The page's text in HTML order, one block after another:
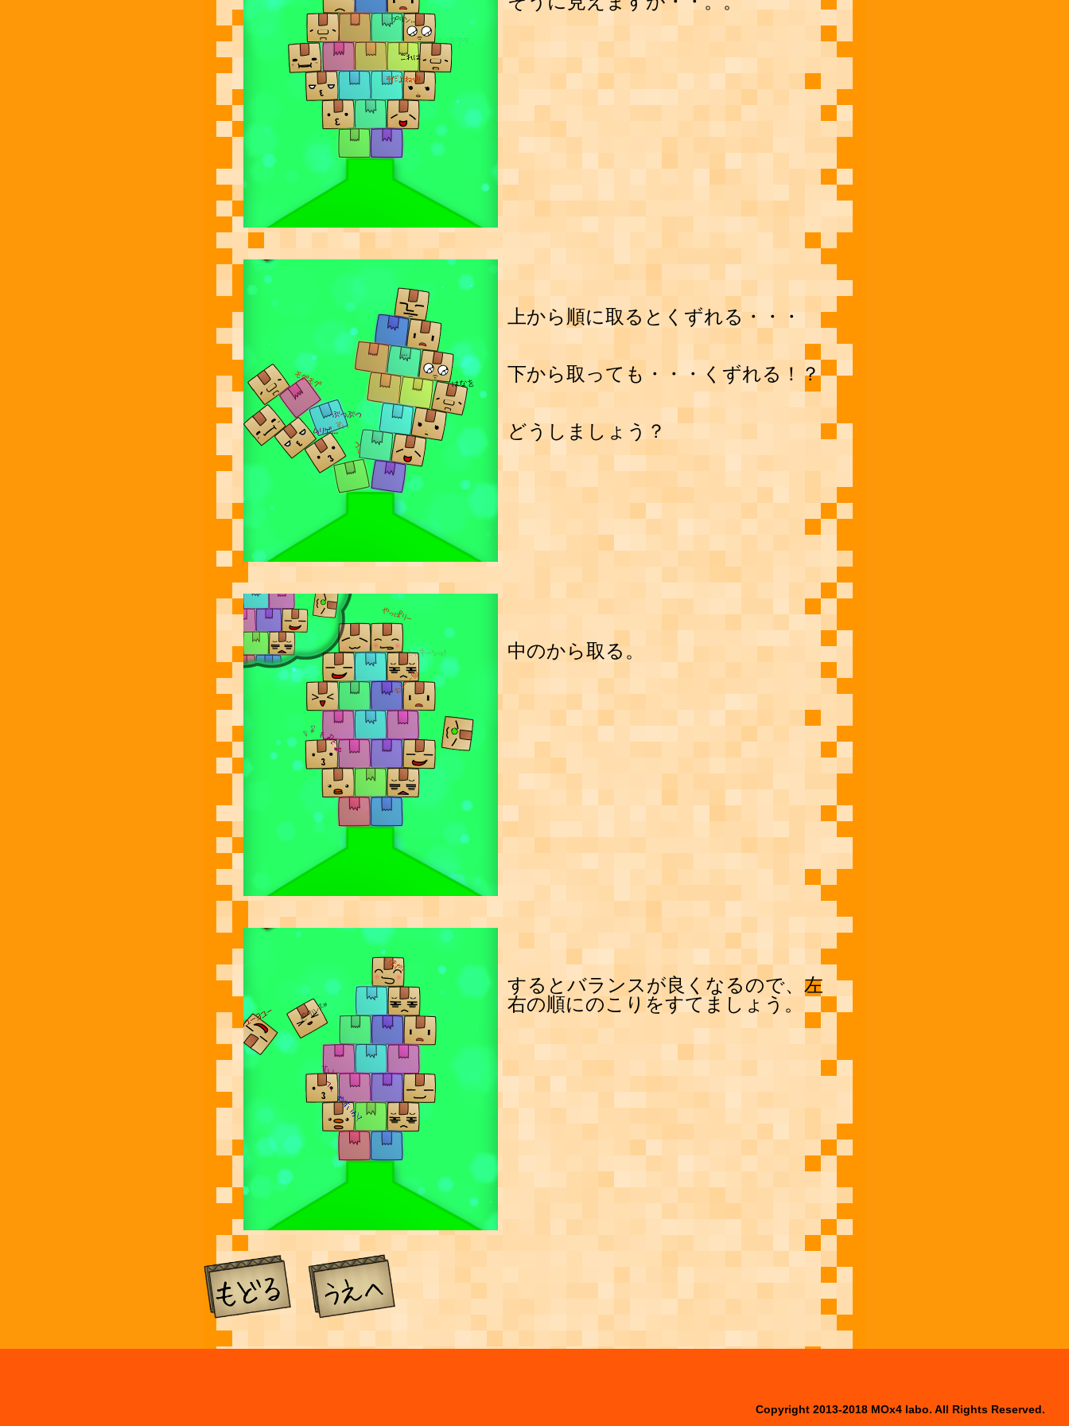
上から順に取るとくずれる・・・
下から取っても・・・くずれる！？
どうしましょう？
中のから取る。
するとバランスが良くなるので、左
右の順にのこりをすてましょう。
Copyright 2013-2018 MOx4 labo. All Rights Reserved.